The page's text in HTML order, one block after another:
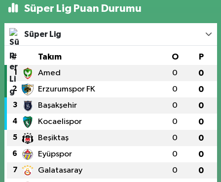
Süper Lig Puan Durumu
Süper Lig
# Takım O P
1 Amed 0 0
2 Erzurumspor FK 0 0
3 Başakşehir 0 0
4 Kocaelispor 0 0
5 Beşiktaş 0 0
6 Eyüpspor 0 0
7 Galatasaray 0 0